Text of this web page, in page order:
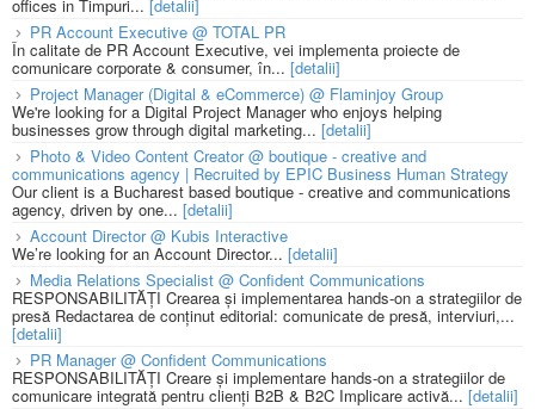
offices in Timpuri... [detalii]
PR Account Executive @ TOTAL PR
În calitate de PR Account Executive, vei implementa proiecte de
comunicare corporate & consumer, în... [detalii]
Project Manager (Digital & eCommerce) @ Flaminjoy Group
We're looking for a Digital Project Manager who enjoys helping
businesses grow through digital marketing... [detalii]
Photo & Video Content Creator @ boutique - creative and
communications agency | Recruited by EPIC Business Human Strategy
Our client is a Bucharest based boutique - creative and communications
agency, driven by one... [detalii]
Account Director @ Kubis Interactive
We’re looking for an Account Director... [detalii]
Media Relations Specialist @ Confident Communications
RESPONSABILITĂȚI Crearea și implementarea hands-on a strategiilor de
presă Redactarea de conținut editorial: comunicate de presă, interviuri,...
[detalii]
PR Manager @ Confident Communications
RESPONSABILITĂȚI Creare și implementare hands-on a strategiilor de
comunicare integrată pentru clienți B2B & B2C Implicare activă... [detalii]